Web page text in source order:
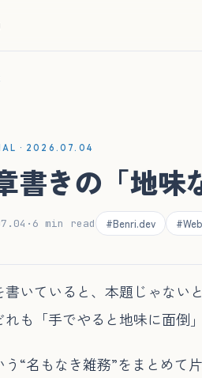
· 2026.07.04
書きの「地味
· 6 min read #Benri.dev #Web
書いていると、本題じゃない
も「手でやると地味に面倒」
う“名もなき雑務”をまとめて